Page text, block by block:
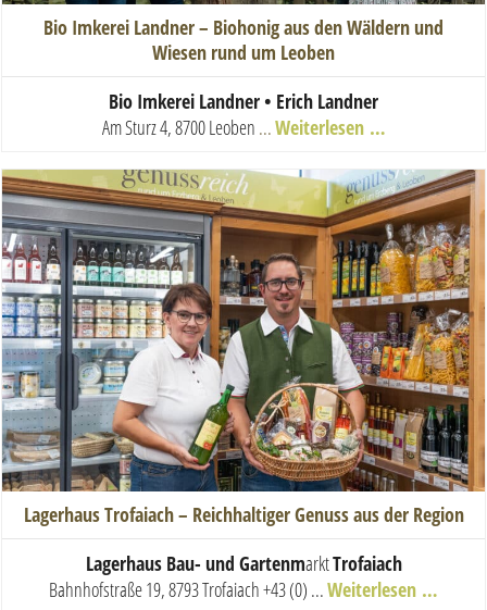
Bio Imkerei Landner – Biohonig aus den Wäldern und
Wiesen rund um Leoben
Bio Imkerei Landner • Erich Landner
Am Sturz 4, 8700 Leoben ...Weiterlesen …
Lagerhaus Trofaiach – Reichhaltiger Genuss aus der Region
Lagerhaus Bau- und GartenmarktTrofaiach
Bahnhofstraße 19, 8793 Trofaiach+43 (0) ...Weiterlesen …